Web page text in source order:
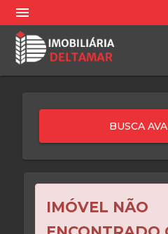
menu
IMÓVEL NÃO